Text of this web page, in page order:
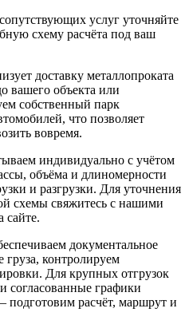
услуг уточняйте
схему расчёта под ваш
доставку металлопроката
вашего объекта или
собственный парк
что позволяет
вовремя.
индивидуально с учётом
объёма и длиномерности
и разгрузки. Для уточнения
схемы свяжитесь с нашими
сайте.
документальное
груза, контролируем
Для крупных отгрузок
согласованные графики
подготовим расчёт, маршрут и